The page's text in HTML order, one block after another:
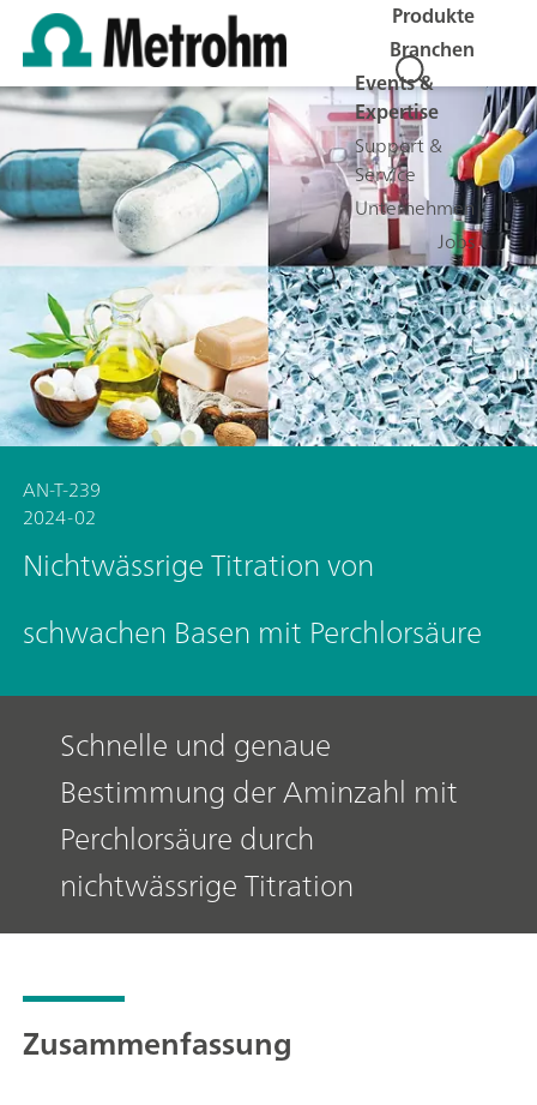
Produkte
Branchen
Events &
Expertise
Support &
Service
Unternehmen
Jobs
AN-T-239
2024-02
Nichtwässrige Titration von
schwachen Basen mit Perchlorsäure
Schnelle und genaue
Bestimmung der Aminzahl mit
Perchlorsäure durch
nichtwässrige Titration
Zusammenfassung